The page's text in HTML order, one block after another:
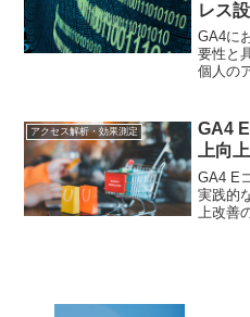
レス
GA4に
要性と
個人の
アクセス解析・効果測定
GA4
上向
GA4 E
実践的
上改善